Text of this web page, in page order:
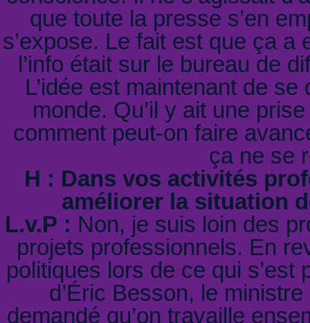
que toute la presse s’en
s’expose. Le fait est que ça
l’info était sur le bureau de
L’idée est maintenant de
monde. Qu’il y ait une
comment peut-on faire
ça ne se
H : Dans vos activités
améliorer la situation
L.v.P : Non, je suis loin des
projets professionnels. En
politiques lors de ce qui
d’Éric Besson, le
demandé qu’on travaille